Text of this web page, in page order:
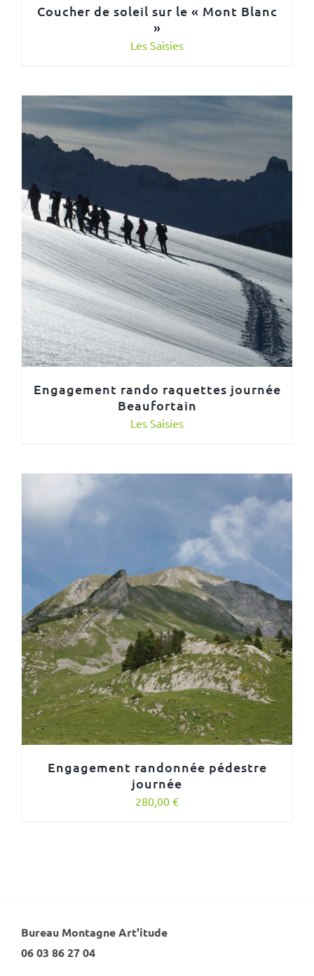
Coucher de soleil sur le « Mont Blanc
»
Les Saisies
Engagement rando raquettes journée
Beaufortain
Les Saisies
Engagement randonnée pédestre
journée
280,00 €
Bureau Montagne Art'itude
06 03 86 27 04